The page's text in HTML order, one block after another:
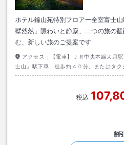
ホテル鐘山苑特別フロアー全室富士
墅然然」賑わいと静寂、二つの旅の
む、新しい旅のご提案です
アクセス：
【電車】ＪＲ中央本線大月
士山」駅下車、徒歩約４０分、またはタ
速、河口湖ＩＣより国道１３９号線へ。
税込
割